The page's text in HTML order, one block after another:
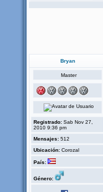
Bryan
Master
Registrado: Sab Nov 27,
2010 9:36 pm
Mensajes: 512
Ubicación: Corozal
País:
Género: